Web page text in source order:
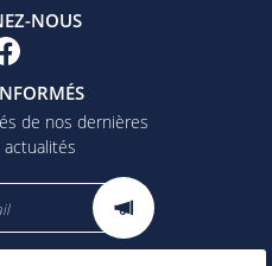
NOUS
de nos dernières